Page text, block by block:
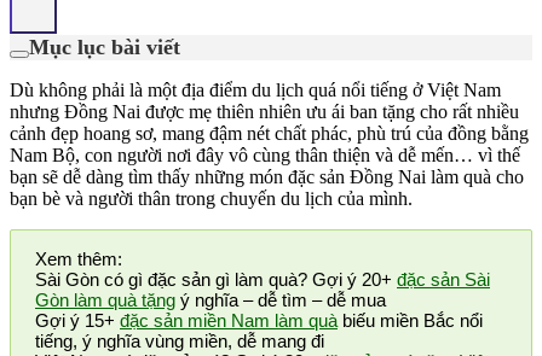
Mục lục bài viết
Dù không phải là một địa điểm du lịch quá nổi tiếng ở Việt Nam
nhưng Đồng Nai được mẹ thiên nhiên ưu ái ban tặng cho rất nhiều
cảnh đẹp hoang sơ, mang đậm nét chất phác, phù trú của đồng bằng
Nam Bộ, con người nơi đây vô cùng thân thiện và dễ mến… vì thế
bạn sẽ dễ dàng tìm thấy những món đặc sản Đồng Nai làm quà cho
bạn bè và người thân trong chuyến du lịch của mình.
Xem thêm:
Sài Gòn có gì đặc sản gì làm quà? Gợi ý 20+ đặc sản Sài
Gòn làm quà tặng ý nghĩa – dễ tìm – dễ mua
Gợi ý 15+ đặc sản miền Nam làm quà biếu miền Bắc nổi
tiếng, ý nghĩa vùng miền, dễ mang đi